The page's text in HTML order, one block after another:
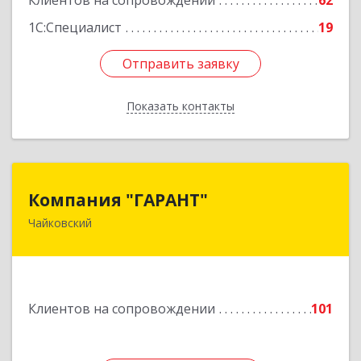
1С:Специалист
19
Отправить заявку
Показать контакты
Отправить заявку
Назад
Компания "ГАРАНТ"
Чайковский
Клиентов на сопровождении 101
617760, Пермский край, Чайковский г, Карла